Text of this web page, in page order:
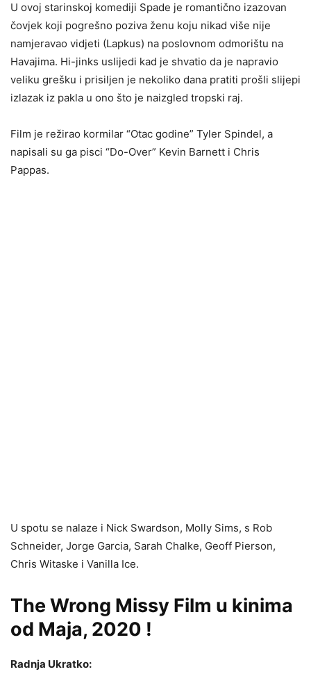
U ovoj starinskoj komediji Spade je romantično izazovan
čovjek koji pogrešno poziva ženu koju nikad više nije
namjeravao vidjeti (Lapkus) na poslovnom odmorištu na
Havajima. Hi-jinks uslijedi kad je shvatio da je napravio
veliku grešku i prisiljen je nekoliko dana pratiti prošli slijepi
izlazak iz pakla u ono što je naizgled tropski raj.
Film je režirao kormilar “Otac godine” Tyler Spindel, a
napisali su ga pisci “Do-Over” Kevin Barnett i Chris
Pappas.
U spotu se nalaze i Nick Swardson, Molly Sims, s Rob
Schneider, Jorge Garcia, Sarah Chalke, Geoff Pierson,
Chris Witaske i Vanilla Ice.
The Wrong Missy Film u kinima
od Maja, 2020 !
Radnja Ukratko: